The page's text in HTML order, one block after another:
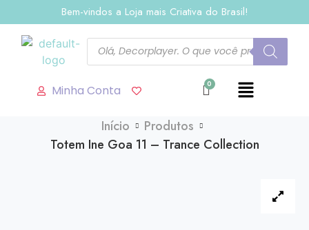
Bem-vindos a Loja mais Criativa do Brasil!
Minha Conta
Início
Produtos
Totem Ine Goa 11 – Trance Collection